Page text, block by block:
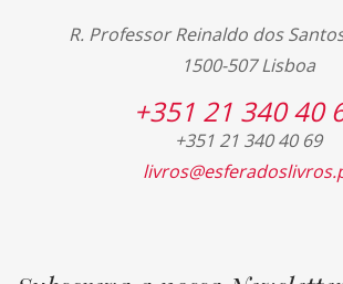
R. Professor Reinaldo dos
1500-507 Lisboa
+351 21 340 40
+351 21 340 40 69